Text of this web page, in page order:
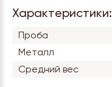
Характеристики:
Проба
Металл
Средний вес